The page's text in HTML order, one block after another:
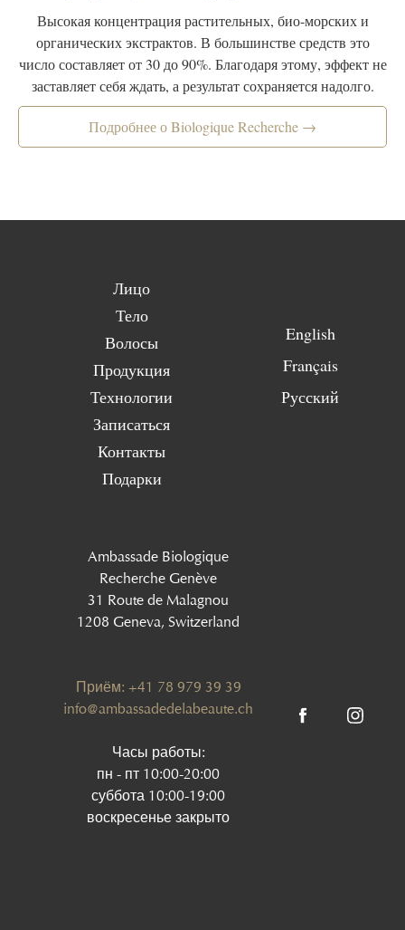
Высокая концентрация растительных, био-морских и
органических экстрактов. В большинстве средств это
число составляет от 30 до 90%. Благодаря этому, эффект не
заставляет себя ждать, а результат сохраняется надолго.
Подробнее о Biologique Recherche →
Лицо
Тело
Волосы
Продукция
Технологии
Записаться
Контакты
Подарки
English
Français
Русский
Ambassade Biologique
Recherche Genève
31 Route de Malagnou
1208 Geneva, Switzerland
Приём: +41 78 979 39 39
info@ambassadedelabeaute.ch
Часы работы:
пн - пт 10:00-20:00
суббота 10:00-19:00
воскресенье закрыто